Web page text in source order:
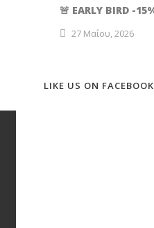
🚨 EARLY BIRD -
27 Μαΐου, 2026
LIKE US ON FACEBOOK